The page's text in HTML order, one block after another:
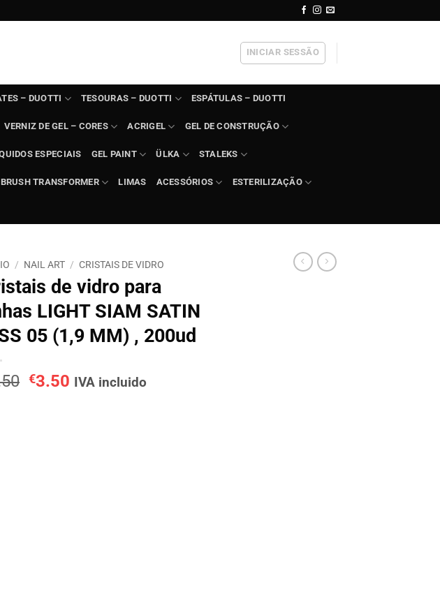
INICIAR SESSÃO
– DUOTTI TESOURAS – DUOTTI ESPÁTULAS – DUOTTI
VERNIZ DE GEL – CORES ACRIGEL GEL DE CONSTRUÇÃO
ESPECIAIS GEL PAINT ÜLKA STALEKS
TRANSFORMER LIMAS ACESSÓRIOS ESTERILIZAÇÃO
/ NAIL ART / CRISTAIS DE VIDRO
de vidro para
LIGHT SIAM SATIN
05 (1,9 MM) , 200ud
O
€3.50 O
IVA incluido